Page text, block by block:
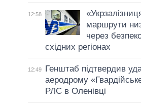
12:58
маршрути
через
східних регіонах
12:49
Генштаб підтвердив
аеродрому
РЛС в Оленівці